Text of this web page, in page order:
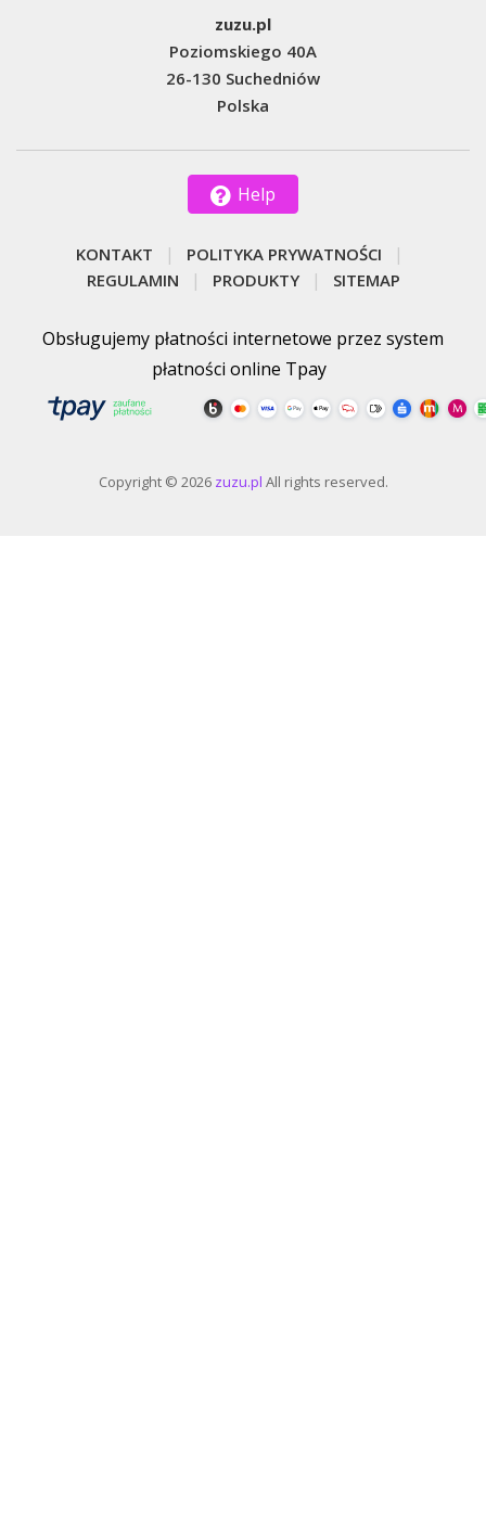
zuzu.pl
Poziomskiego 40A
26-130 Suchedniów
Polska
Help
KONTAKT
POLITYKA PRYWATNOŚCI
REGULAMIN
PRODUKTY SITEMAP
Obsługujemy płatności internetowe przez system
płatności online Tpay
Copyright © 2026 zuzu.pl All rights reserved.